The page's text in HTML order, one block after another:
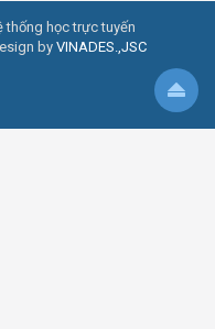
thống học trực tuyến
by VINADES.,JSC